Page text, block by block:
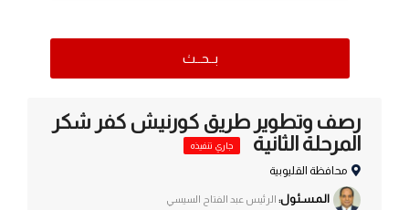
بــحــث
رصف وتطوير طريق كورنيش كفر شكر
المرحلة الثانية
جاري تنفيذه
محافظة القليوبية
الـمـسـئـول: الرئيس عبد الفتاح السيسي